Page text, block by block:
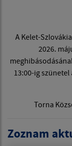
A Kelet-
2026.
13:00-ig szünetel
Torna
Zoznam